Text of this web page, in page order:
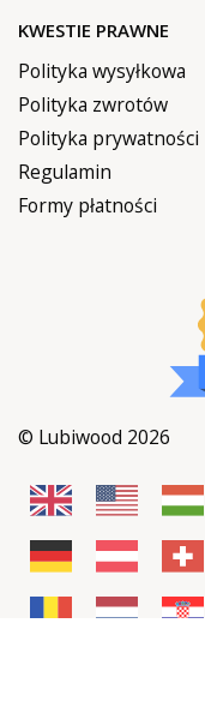
KWESTIE PRAWNE
Polityka wysyłkowa
Polityka zwrotów
Polityka prywatności
Regulamin
Formy płatności
© Lubiwood 2026